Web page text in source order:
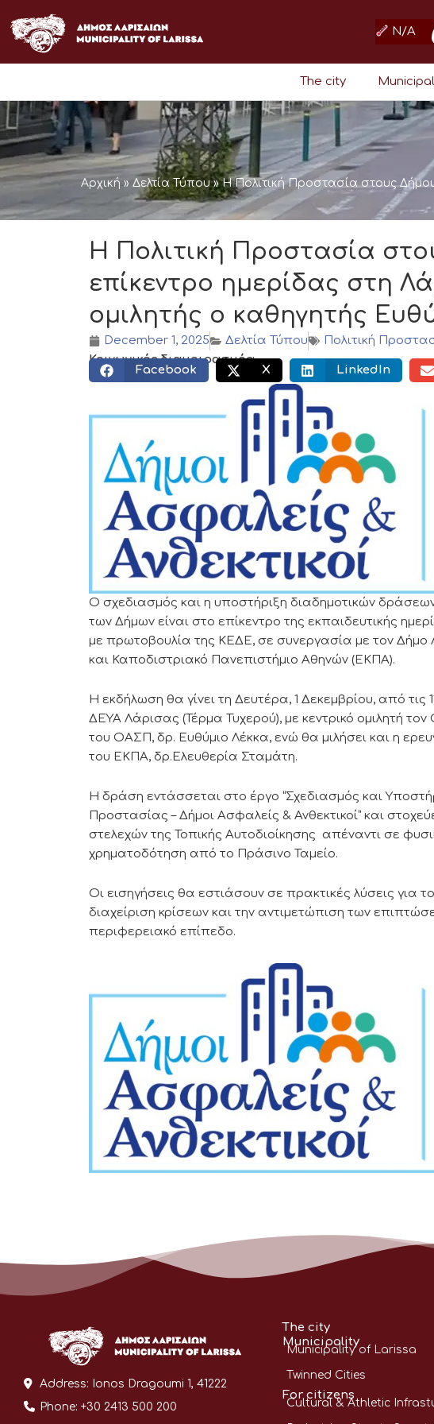
to
content
N/A
The city
Αρχική » Δελτία Τύπου»Η Πολιτική Προστασία στους
Η Πολιτική Προστασία
επίκεντρο ημερίδας στη
ομιλητής ο καθηγητής
December 1, 2025 Δελτία Τύπου
Πολιτική
Κοινωνικός διαμοιρασμός:
Facebook X LinkedIn
Ο σχεδιασμός και η υποστήριξη διαδημοτικών
των Δήμων είναι στο επίκεντρο της εκπαιδευτικής
με πρωτοβουλία της ΚΕΔΕ, σε συνεργασία με τον Δήμο
και Καποδιστριακό Πανεπιστήμιο Αθηνών (ΕΚΠΑ).
Η εκδήλωση θα γίνει τη Δευτέρα, 1 Δεκεμβρίου, από
ΔΕΥΑ Λάρισας (Τέρμα Τυχερού), με κεντρικό ομιλητή
του ΟΑΣΠ, δρ. Ευθύμιο Λέκκα, ενώ θα μιλήσει και η
του ΕΚΠΑ, δρ.Ελευθερία Σταμάτη.
Η δράση εντάσσεται στο έργο “Σχεδιασμός και
Προστασίας – Δήμοι Ασφαλείς & Ανθεκτικοί” και
στελεχών της Τοπικής Αυτοδιοίκησης απέναντι σε
χρηματοδότηση από το Πράσινο Ταμείο.
Οι εισηγήσεις θα εστιάσουν σε πρακτικές λύσεις για
διαχείριση κρίσεων και την αντιμετώπιση των
περιφερειακό επίπεδο.
Address: Ionos Dragoumi 1, 41222
Phone: +30 2413 500 200
The city
Municipality
Municipality of Larissa
Twinned Cities
For citizens
Cultural & Athletic